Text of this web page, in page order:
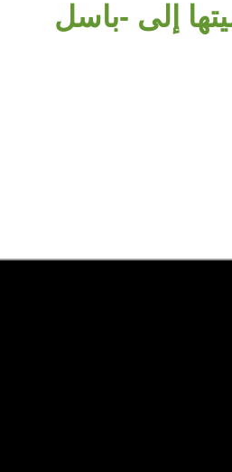
إلى -باسل